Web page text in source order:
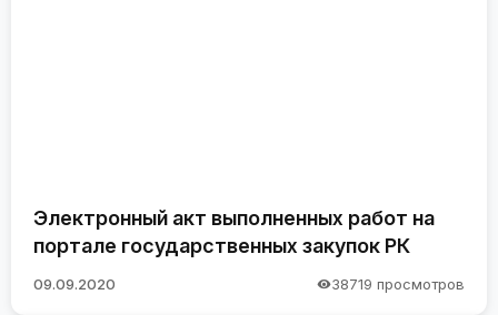
Электронный акт выполненных работ на
портале государственных закупок РК
09.09.2020 38719 просмотров